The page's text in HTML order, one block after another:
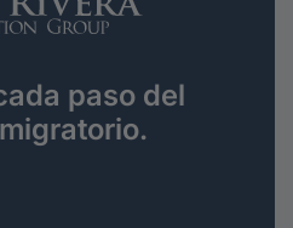
paso del